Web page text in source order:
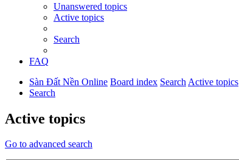
Unanswered topics
Active topics
Search
FAQ
Sàn Đất Nền Online Board index Search Active topics
Search
Active topics
Go to advanced search